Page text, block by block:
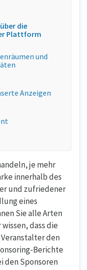
die
Plattform
und
Anzeigen
je mehr
innerhalb des
und zufriedener
eines
Sie alle Arten
dass die
den
Berichte
den Sponsoren